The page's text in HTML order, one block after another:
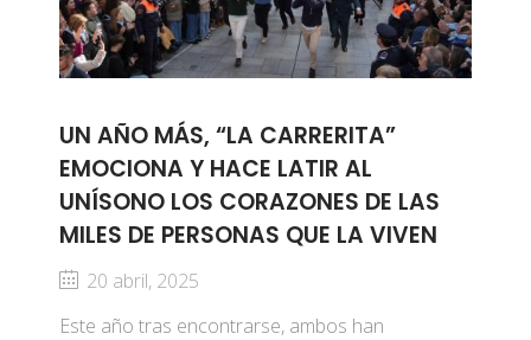
UN AÑO MÁS, “LA CARRERITA”
EMOCIONA Y HACE LATIR AL
UNÍSONO LOS CORAZONES DE LAS
MILES DE PERSONAS QUE LA VIVEN
20 abril, 2025
Este año tras encontrarse, ambos han